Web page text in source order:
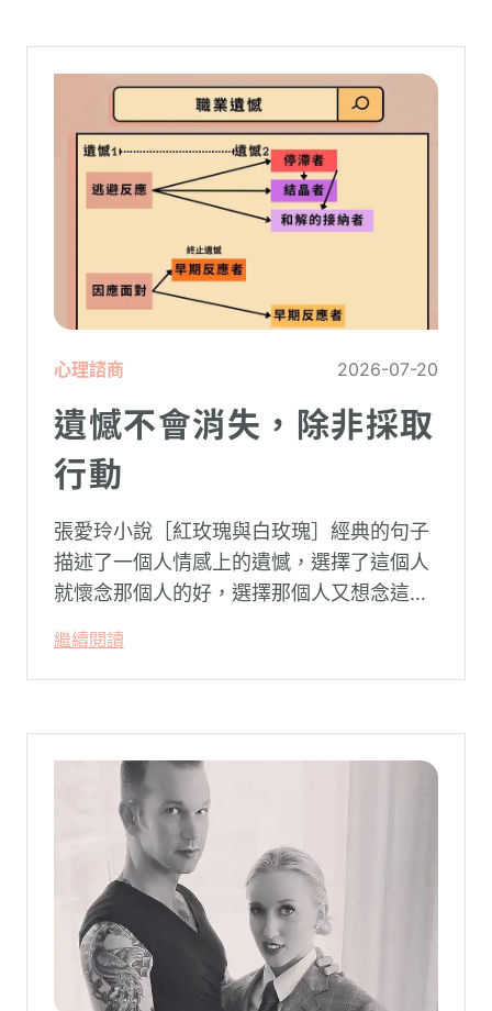
心理諮商 2026-07-20
遺憾不會消失，除非採取
行動
張愛玲小說［紅玫瑰與白玫瑰］經典的句子
描述了一個人情感上的遺憾，選擇了這個人
就懷念那個人的好，選擇那個人又想念這個
繼續閱讀